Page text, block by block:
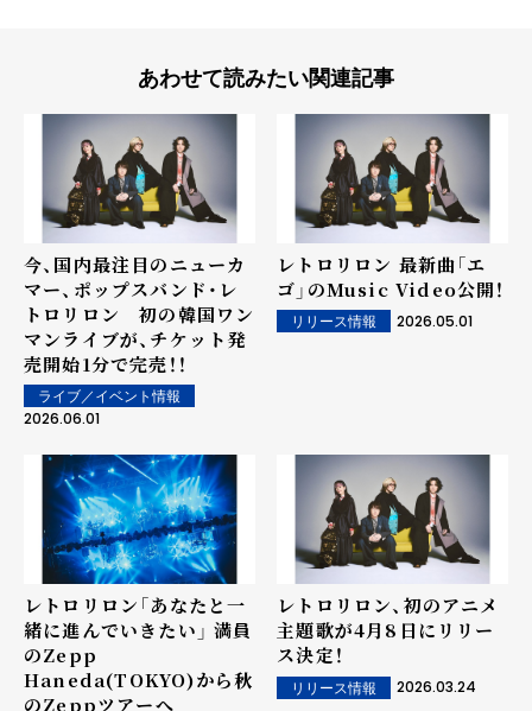
あわせて読みたい関連記事
今、国内最注目のニューカ
マー、ポップスバンド・レ
トロリロン 初の韓国ワン
マンライブが、チケット発
売開始1分で完売！！
ライブ／イベント情報
2026.06.01
レトロリロン 最新曲「エ
ゴ」のMusic Video公開！
リリース情報 2026.05.01
レトロリロン「あなたと一
緒に進んでいきたい」 満員
のZepp
Haneda(TOKYO)から秋
のZeppツアーへ
レトロリロン、初のアニメ
主題歌が4月8日にリリー
ス決定！
リリース情報 2026.03.24